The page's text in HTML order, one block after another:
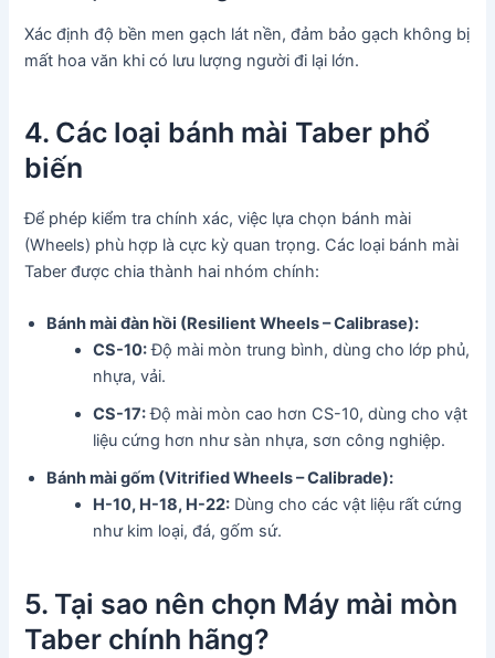
Xác định độ bền men gạch lát nền, đảm bảo gạch không bị
mất hoa văn khi có lưu lượng người đi lại lớn.
4. Các loại bánh mài Taber phổ
biến
Để phép kiểm tra chính xác, việc lựa chọn bánh mài
(Wheels) phù hợp là cực kỳ quan trọng. Các loại bánh mài
Taber được chia thành hai nhóm chính:
Bánh mài đàn hồi (Resilient Wheels – Calibrase):
CS-10:Độ mài mòn trung bình, dùng cho lớp phủ,
nhựa, vải.
CS-17:Độ mài mòn cao hơn CS-10, dùng cho vật
liệu cứng hơn như sàn nhựa, sơn công nghiệp.
Bánh mài gốm (Vitrified Wheels – Calibrade):
H-10, H-18, H-22: Dùng cho các vật liệu rất cứng
như kim loại, đá, gốm sứ.
5. Tại sao nên chọn Máy mài mòn
Taber chính hãng?